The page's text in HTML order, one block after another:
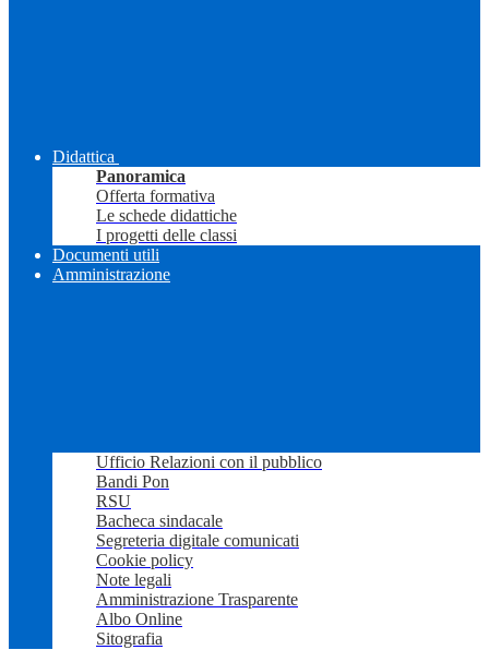
Didattica
Panoramica
Offerta formativa
Le schede didattiche
I progetti delle classi
Documenti utili
Amministrazione
Ufficio Relazioni con il pubblico
Bandi Pon
RSU
Bacheca sindacale
Segreteria digitale comunicati
Cookie policy
Note legali
Amministrazione Trasparente
Albo Online
Sitografia